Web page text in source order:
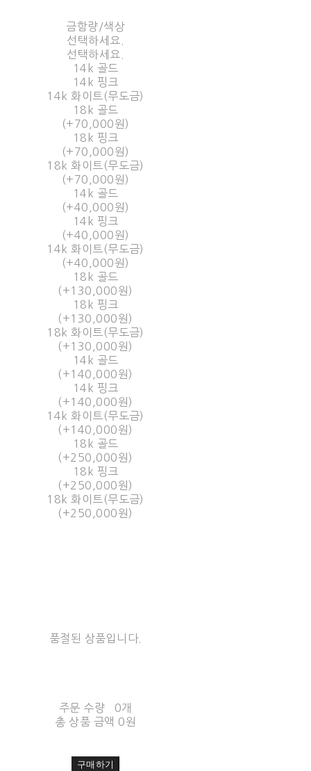
금함량/색상
선택하세요.
선택하세요.
14k 골드
14k 핑크
14k 화이트(무도금)
18k 골드
(+70,000원)
18k 핑크
(+70,000원)
18k 화이트(무도금)
(+70,000원)
14k 골드
(+40,000원)
14k 핑크
(+40,000원)
14k 화이트(무도금)
(+40,000원)
18k 골드
(+130,000원)
18k 핑크
(+130,000원)
18k 화이트(무도금)
(+130,000원)
14k 골드
(+140,000원)
14k 핑크
(+140,000원)
14k 화이트(무도금)
(+140,000원)
18k 골드
(+250,000원)
18k 핑크
(+250,000원)
18k 화이트(무도금)
(+250,000원)
품절된 상품입니다.
주문 수량
0개
총 상품 금액 0원
구매하기